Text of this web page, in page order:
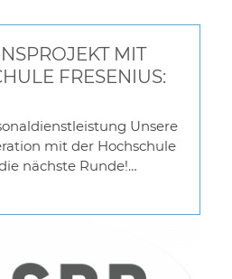
MIT
FRESENIUS:
Unsere
mit der Hochschule
nächste Runde!…